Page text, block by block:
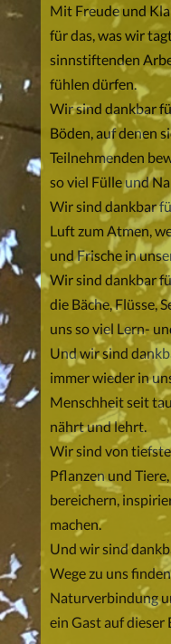
Mit Freude und
für das, was wir
sinnstiftenden
fühlen dürfen.
Wir sind dankbar
Böden, auf denen
Teilnehmenden
so viel Fülle und
Wir sind dankbar
Luft zum Atmen,
und Frische in
Wir sind dankbar
die Bäche, Flüsse,
uns so viel Lern-
Und wir sind
immer wieder in
Menschheit seit
nährt und lehrt.
Wir sind von
Pflanzen und
bereichern,
machen.
Und wir sind
Wege zu uns
Naturverbindung
ein Gast auf dieser